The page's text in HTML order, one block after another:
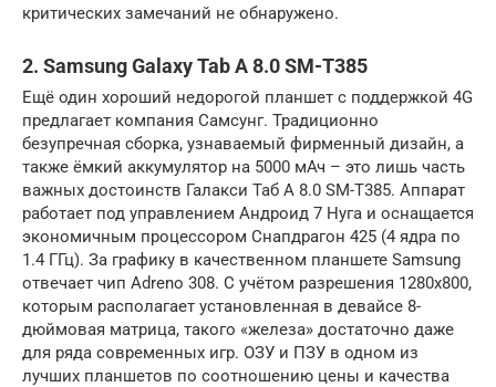
критических замечаний не обнаружено.
2. Samsung Galaxy Tab A 8.0 SM-T385
Ещё один хороший недорогой планшет с поддержкой 4G
предлагает компания Самсунг. Традиционно
безупречная сборка, узнаваемый фирменный дизайн, а
также ёмкий аккумулятор на 5000 мАч – это лишь часть
важных достоинств Галакси Таб А 8.0 SM-T385. Аппарат
работает под управлением Андроид 7 Нуга и оснащается
экономичным процессором Снапдрагон 425 (4 ядра по
1.4 ГГц). За графику в качественном планшете Samsung
отвечает чип Adreno 308. С учётом разрешения 1280х800,
которым располагает установленная в девайсе 8-
дюймовая матрица, такого «железа» достаточно даже
для ряда современных игр. ОЗУ и ПЗУ в одном из
лучших планшетов по соотношению цены и качества